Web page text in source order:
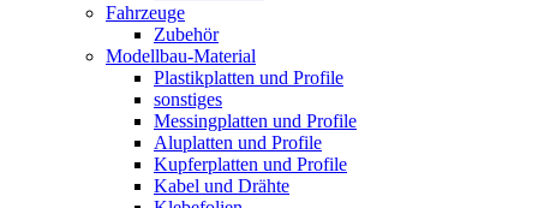
Fahrzeuge
Zubehör
Modellbau-Material
Plastikplatten und Profile
sonstiges
Messingplatten und Profile
Aluplatten und Profile
Kupferplatten und Profile
Kabel und Drähte